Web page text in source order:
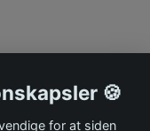
🍪
for at siden